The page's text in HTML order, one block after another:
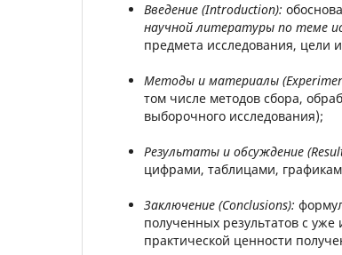
Введение (Introduction):
научной литературы по теме
предмета исследования, цели
Методы и материалы
том числе методов сбора,
выборочного исследования);
Результаты и обсуждение
цифрами, таблицами,
Заключение (Conclusions):
полученных результатов с
практической ценности